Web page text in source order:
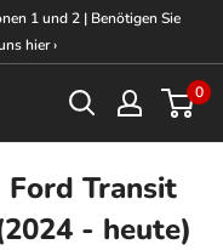
1 und 2 | Benötigen Sie
hier ›
0
Ford Transit
- heute)